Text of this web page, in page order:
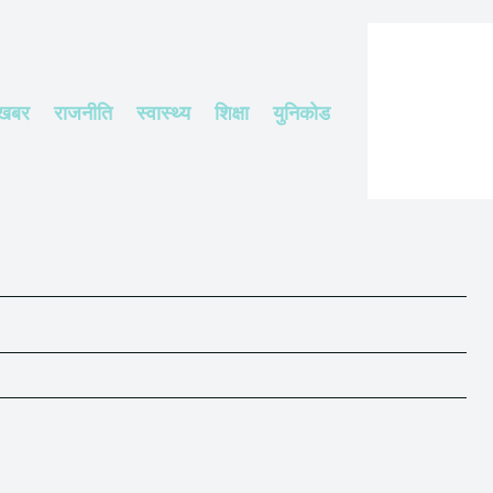
राजनीति स्वास्थ्य शिक्षा युनिकोड